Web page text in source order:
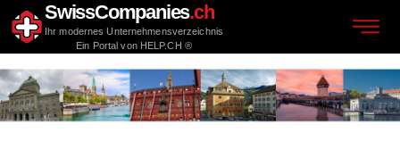
SwissCompanies.ch
Ihr modernes Unternehmensverzeichnis
Ein Portal von HELP.CH ®